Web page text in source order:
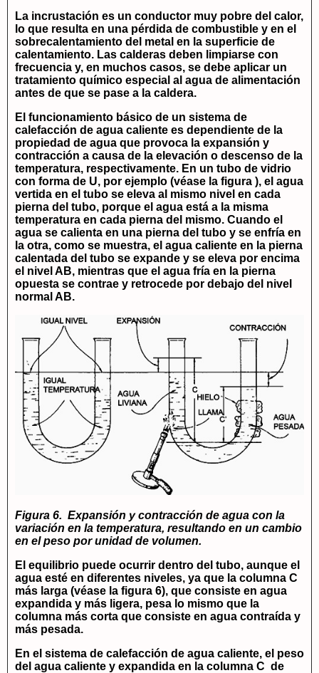
La incrustación es un conductor muy pobre del calor,
lo que resulta en una pérdida de combustible y en el
sobrecalentamiento del metal en la superficie de
calentamiento. Las calderas deben limpiarse con
frecuencia y, en muchos casos, se debe aplicar un
tratamiento químico especial al agua de alimentación
antes de que se pase a la caldera.
El funcionamiento básico de un sistema de
calefacción de agua caliente es dependiente de la
propiedad de agua que provoca la expansión y
contracción a causa de la elevación o descenso de la
temperatura, respectivamente. En un tubo de vidrio
con forma de U, por ejemplo (véase la figura ), el agua
vertida en el tubo se eleva al mismo nivel en cada
pierna del tubo, porque el agua está a la misma
temperatura en cada pierna del mismo. Cuando el
agua se calienta en una pierna del tubo y se enfría en
la otra, como se muestra, el agua caliente en la pierna
calentada del tubo se expande y se eleva por encima
el nivel AB, mientras que el agua fría en la pierna
opuesta se contrae y retrocede por debajo del nivel
normal AB.
Figura 6. Expansión y contracción de agua con la
variación en la temperatura, resultando en un cambio
en el peso por unidad de volumen.
El equilibrio puede ocurrir dentro del tubo, aunque el
agua esté en diferentes niveles, ya que la columna C
más larga (véase la figura 6), que consiste en agua
expandida y más ligera, pesa lo mismo que la
columna más corta que consiste en agua contraída y
más pesada.
En el sistema de calefacción de agua caliente, el peso
del agua caliente y expandida en la columna C de